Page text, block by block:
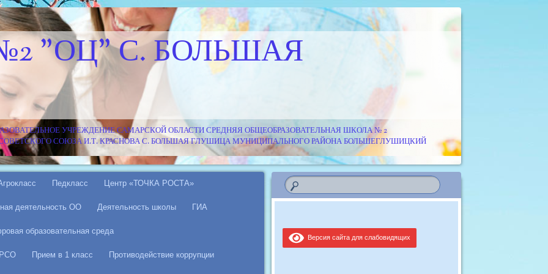
"ОЦ" С. БОЛЬШАЯ
УЧРЕЖДЕНИЕ САМАРСКОЙ ОБЛАСТИ СРЕДНЯЯ ОБЩЕОБРАЗОВАТЕЛЬНАЯ ШКОЛА № 2
СОВЕТСКОГО СОЮЗА И.Т. КРАСНОВА С. БОЛЬШАЯ ГЛУШИЦА МУНИЦИПАЛЬНОГО РАЙОНА БОЛЬШЕГЛУШИЦКИЙ
Педкласс Центр «ТОЧКА РОСТА»
деятельность ОО Деятельность школы ГИА
образовательная среда
Прием в 1 класс Противодействие коррупции
Версия сайта для слабовидящих